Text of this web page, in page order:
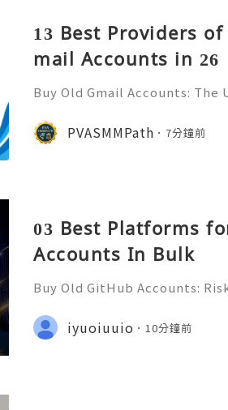
13 Best Providers
mail Accounts in 26
Buy Old Gmail Accounts:
contact now- ╰┈➤24 Hours
p:+1 (559) 300-8145
PVASMMPath 7分鐘前
03 Best Platforms
Accounts In Bulk
Buy Old GitHub Accounts:
e & Always Ready
✨💎🌐🚀⭐ Telegram:
iyuoiuuio 10分鐘前